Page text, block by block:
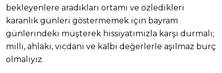
bekleyenlere aradıkları ortamı ve özledikleri
karanlık günleri göstermemek için bayram
günlerindeki müşterek hissiyatımızla karşı durmalı;
milli, ahlaki, vicdani ve kalbi değerlerle aşılmaz burç
olmalıyız.